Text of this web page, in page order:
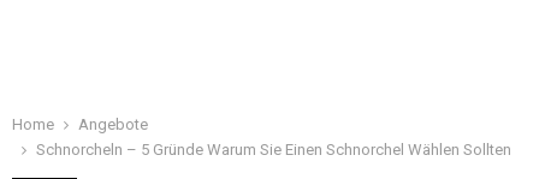
Home
Angebote
Schnorcheln – 5 Gründe Warum Sie Einen Schnorchel Wählen Sollten